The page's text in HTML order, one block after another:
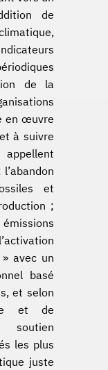
de
de la
en œuvre
à suivre
et
;
avec un
basé
et selon
et de
soutien
les plus
juste